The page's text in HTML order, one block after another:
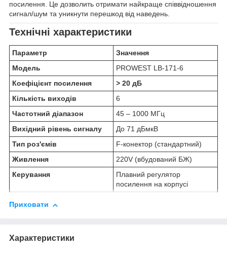
посилення. Це дозволить отримати найкраще співвідношення
сигнал/шум та уникнути перешкод від наведень.
Технічні характеристики
Параметр
Значення
Модель
PROWEST LB-171-6
Коефіцієнт посилення
> 20 дБ
Кількість виходів
6
Частотний діапазон
45 – 1000 МГц
Вихідний рівень сигналу
До 71 дБмкВ
Тип роз'ємів
F-конектор (стандартний)
Живлення
220V (вбудований БЖ)
Керування
Плавний регулятор
посилення на корпусі
Приховати
Характеристики